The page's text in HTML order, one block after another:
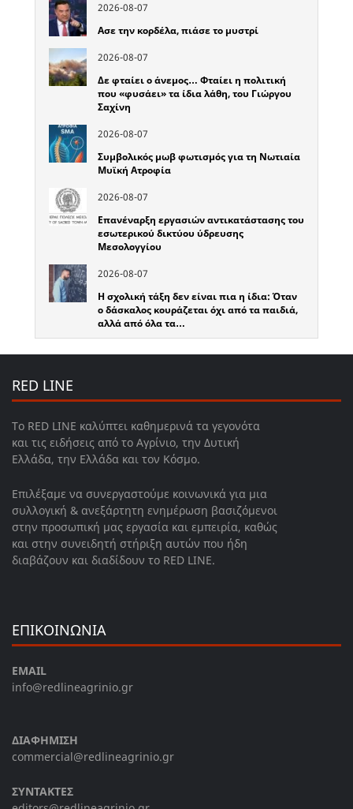
2026-08-07
Ασε την κορδέλα, πιάσε το μυστρί
2026-08-07
Δε φταίει ο άνεμος… Φταίει η πολιτική
που «φυσάει» τα ίδια λάθη, του Γιώργου
Σαχίνη
2026-08-07
Συμβολικός μωβ φωτισμός για τη Νωτιαία
Μυϊκή Ατροφία
2026-08-07
Επανέναρξη εργασιών αντικατάστασης του
εσωτερικού δικτύου ύδρευσης
Μεσολογγίου
2026-08-07
Η σχολική τάξη δεν είναι πια η ίδια: Όταν
ο δάσκαλος κουράζεται όχι από τα παιδιά,
αλλά από όλα τα…
RED LINE
Το RED LINE καλύπτει καθημερινά τα γεγονότα
και τις ειδήσεις από το Αγρίνιο, την Δυτική
Ελλάδα, την Ελλάδα και τον Κόσμο.
Επιλέξαμε να συνεργαστούμε κοινωνικά για μια
συλλογική & ανεξάρτητη ενημέρωση βασιζόμενοι
στην προσωπική μας εργασία και εμπειρία, καθώς
και στην συνειδητή στήριξη αυτών που ήδη
διαβάζουν και διαδίδουν το RED LINE.
ΕΠΙΚΟΙΝΩΝΙΑ
EMAIL
info@redlineagrinio.gr
ΔΙΑΦΗΜΙΣΗ
commercial@redlineagrinio.gr
ΣΥΝΤΑΚΤΕΣ